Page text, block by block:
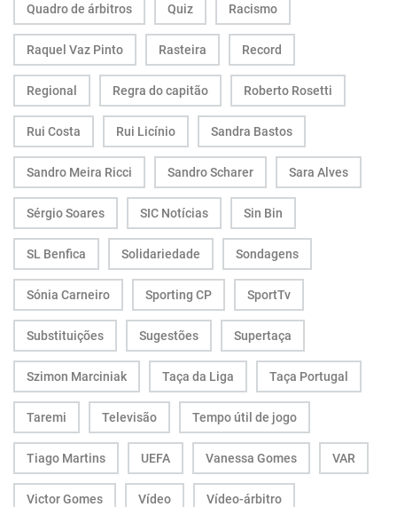
Quadro de árbitros Quiz Racismo
Raquel Vaz Pinto Rasteira Record
Regional Regra do capitão Roberto Rosetti
Rui Costa Rui Licínio Sandra Bastos
Sandro Meira Ricci Sandro Scharer Sara Alves
Sérgio Soares SIC Notícias Sin Bin
SL Benfica Solidariedade Sondagens
Sónia Carneiro Sporting CP SportTv
Substituições Sugestões Supertaça
Szimon Marciniak Taça da Liga Taça Portugal
Taremi Televisão Tempo útil de jogo
Tiago Martins UEFA Vanessa Gomes VAR
Victor Gomes Vídeo Vídeo-árbitro